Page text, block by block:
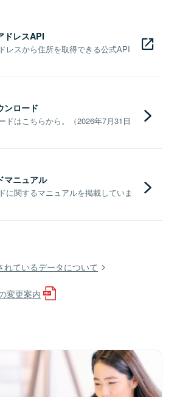
ドレスAPI
レスから住所を取得できる公式API
ンロード
ドはこちらから。（2026年7月31日
マニュアル
に関するマニュアルを掲載していま
ているデータについて
変更案内